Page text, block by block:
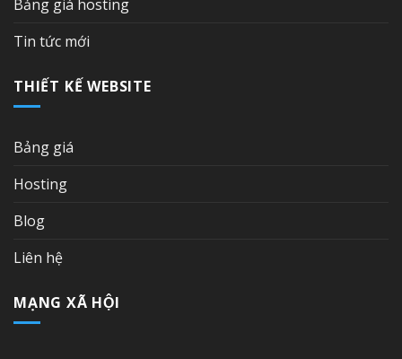
Bảng giá hosting
Tin tức mới
THIẾT KẾ WEBSITE
Bảng giá
Hosting
Blog
Liên hệ
MẠNG XÃ HỘI